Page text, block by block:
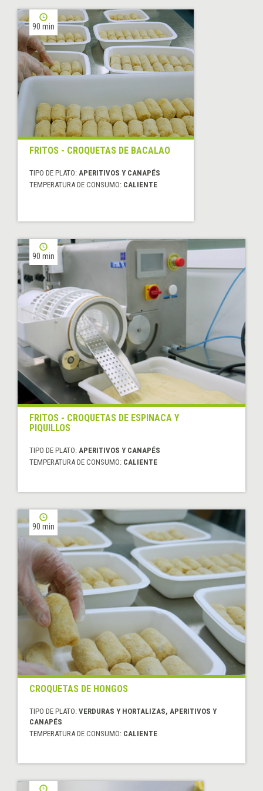
90 min
FRITOS - CROQUETAS DE BACALAO
TIPO DE PLATO: APERITIVOS Y CANAPÉS
TEMPERATURA DE CONSUMO: CALIENTE
90 min
FRITOS - CROQUETAS DE ESPINACA Y
PIQUILLOS
TIPO DE PLATO: APERITIVOS Y CANAPÉS
TEMPERATURA DE CONSUMO: CALIENTE
90 min
CROQUETAS DE HONGOS
TIPO DE PLATO: VERDURAS Y HORTALIZAS, APERITIVOS Y
CANAPÉS
TEMPERATURA DE CONSUMO: CALIENTE